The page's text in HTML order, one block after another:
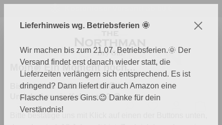
Moin✌️ Ein Moment noch...
Bist du über 18 Jahre alt? 🔞
Und darf es ein Keks sein? 🍪
Lieferhinweis wg. Betriebsferien 🌞
Wir machen bis zum 21.07. Betriebsferien.🌞 Der
Versand findet erst danach wieder statt, die
Lieferzeiten verlängern sich entsprechend. Es ist
dringend? Dann liefert dir auch Amazon eine
Flasche unseres Gins.😉 Danke für dein
Verständnis!